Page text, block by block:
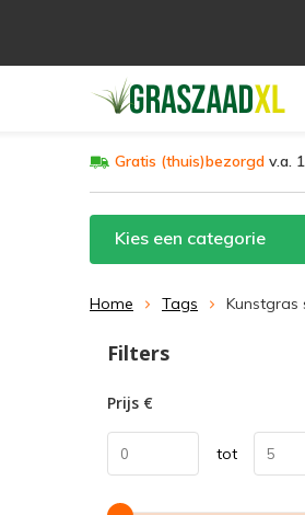
Gratis (thuis)bezorgd v.a.
Kies een categorie
Home Tags Kunstgras
Sorteren op:
Filters
Prijs €
tot